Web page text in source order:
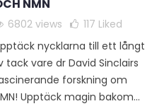
NMN
6802 views 117 Liked
nycklarna till ett långt
tack vare dr David Sinclairs
forskning om
Upptäck magin bakom...